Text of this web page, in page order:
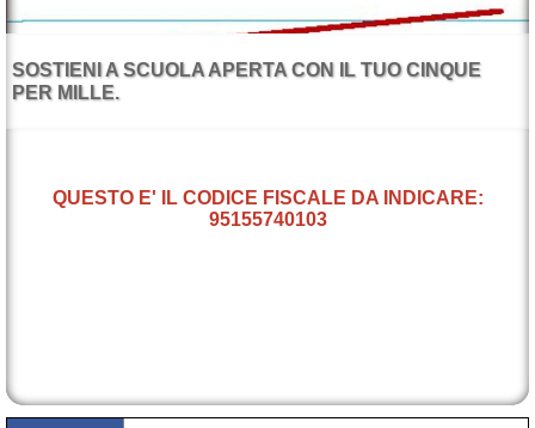
SOSTIENI A SCUOLA APERTA CON IL TUO CINQUE
PER MILLE.
QUESTO E' IL CODICE FISCALE DA INDICARE:
95155740103